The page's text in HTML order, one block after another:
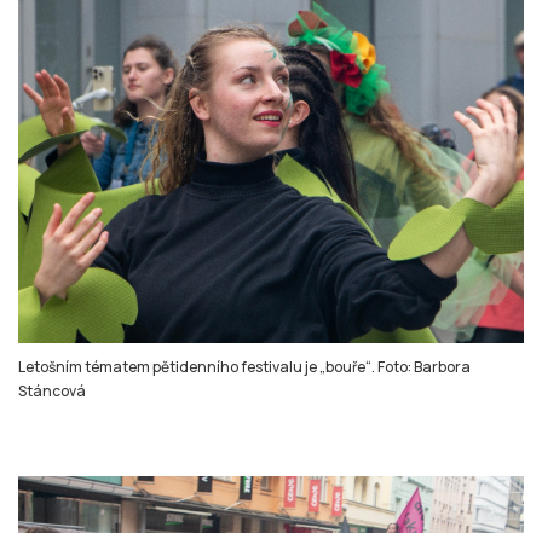
Letošním tématem pětidenního festivalu je „bouře“. Foto: Barbora
Stáncová